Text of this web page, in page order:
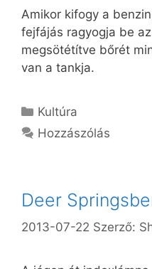
Amikor kifogy a
fejfájás ragyogja be
megsötétítve bőrét
van a tankja.
Kategória
Kultúra
Hozzászólás
Deer
2013-07-22 Szerző: